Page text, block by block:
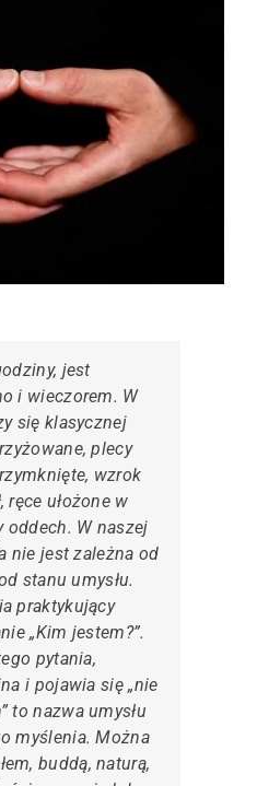
jest
i wieczorem. W
się klasycznej
plecy
wzrok
ręce ułożone w
oddech. W naszej
nie jest zależna od
stanu umysłu.
praktykujący
„Kim jestem?”.
pytania,
i pojawia się „nie
to nazwa umysłu
myślenia. Można
buddą, naturą,